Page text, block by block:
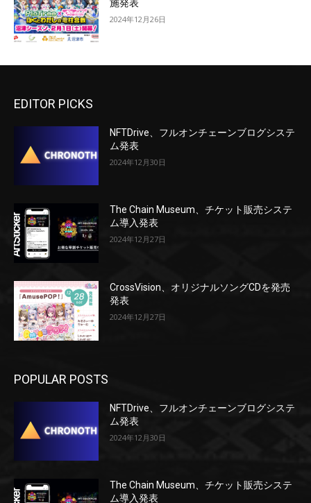
施発表
2024年12月26日
EDITOR PICKS
NFTDrive、フルオンチェーンブログシステ
ム発表
2024年12月30日
The Chain Museum、チケット販売システ
ム導入発表
2024年12月27日
CrossVision、オリジナルソングCDを発売
発表
2024年12月27日
POPULAR POSTS
NFTDrive、フルオンチェーンブログシステ
ム発表
2024年12月30日
The Chain Museum、チケット販売システ
ム導入発表